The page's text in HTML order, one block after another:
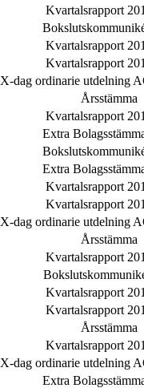
Kvartalsrapport
Kvartalsrapport
Kvartalsrapport
X-dag ordinarie utdelning
Årsstämma
Kvartalsrapport
Extra
Extra
Kvartalsrapport
Kvartalsrapport
X-dag ordinarie utdelning
Årsstämma
Kvartalsrapport
Kvartalsrapport
Kvartalsrapport
Årsstämma
Kvartalsrapport
X-dag ordinarie utdelning
Extra